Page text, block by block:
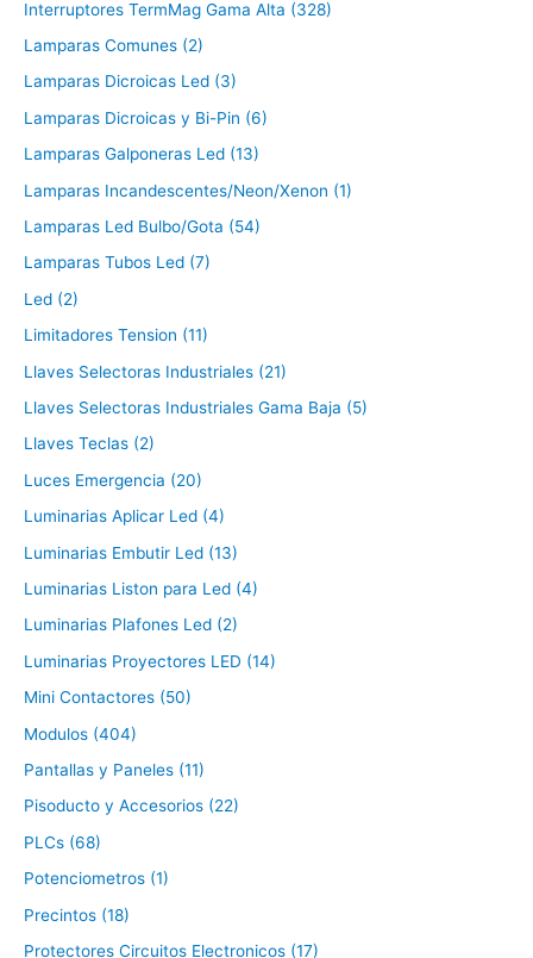
Interruptores TermMag Gama Alta (328)
Lamparas Comunes (2)
Lamparas Dicroicas Led (3)
Lamparas Dicroicas y Bi-Pin (6)
Lamparas Galponeras Led (13)
Lamparas Incandescentes/Neon/Xenon (1)
Lamparas Led Bulbo/Gota (54)
Lamparas Tubos Led (7)
Led (2)
Limitadores Tension (11)
Llaves Selectoras Industriales (21)
Llaves Selectoras Industriales Gama Baja (5)
Llaves Teclas (2)
Luces Emergencia (20)
Luminarias Aplicar Led (4)
Luminarias Embutir Led (13)
Luminarias Liston para Led (4)
Luminarias Plafones Led (2)
Luminarias Proyectores LED (14)
Mini Contactores (50)
Modulos (404)
Pantallas y Paneles (11)
Pisoducto y Accesorios (22)
PLCs (68)
Potenciometros (1)
Precintos (18)
Protectores Circuitos Electronicos (17)